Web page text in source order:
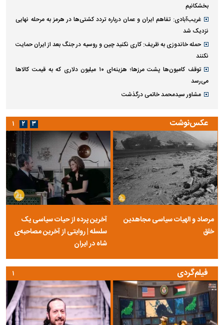
بخشکانیم
غریب‌آبادی: تفاهم ایران و عمان درباره تردد کشتی‌ها در هرمز به مرحله نهایی
نزدیک شد
حمله خاندوزی به ظریف: کاری نکنید چین و روسیه در جنگ بعد از ایران حمایت
نکنند
توقف کامیون‌ها پشت مرزها؛ هزینه‌ای ۱۰ میلیون دلاری که به قیمت کالاها
می‌رسد
مشاور سیدمحمد خاتمی درگذشت
عکس‌نوشت
مرصاد و الهیات سیاسی مجاهدین
خلق
آخرین پرده از حیات سیاسی یک
سلسله | روایتی از آخرین مصاحبه‌ی
شاه در ایران
۱ ۲ ۳
فیلم‌گردی ۱